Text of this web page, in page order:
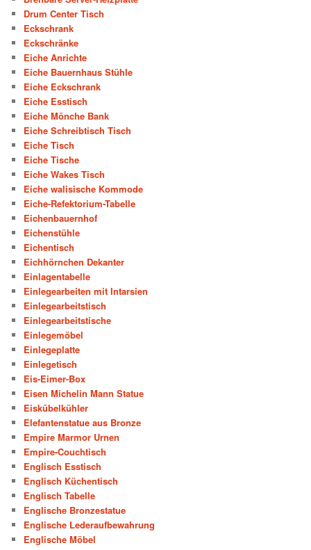
Drum Center Tisch
Eckschrank
Eckschränke
Eiche Anrichte
Eiche Bauernhaus Stühle
Eiche Eckschrank
Eiche Esstisch
Eiche Mönche Bank
Eiche Schreibtisch Tisch
Eiche Tisch
Eiche Tische
Eiche Wakes Tisch
Eiche walisische Kommode
Eiche-Refektorium-Tabelle
Eichenbauernhof
Eichenstühle
Eichentisch
Eichhörnchen Dekanter
Einlagentabelle
Einlegearbeiten mit Intarsien
Einlegearbeitstisch
Einlegearbeitstische
Einlegemöbel
Einlegeplatte
Einlegetisch
Eis-Eimer-Box
Eisen Michelin Mann Statue
Eiskübelkühler
Elefantenstatue aus Bronze
Empire Marmor Urnen
Empire-Couchtisch
Englisch Esstisch
Englisch Küchentisch
Englisch Tabelle
Englische Bronzestatue
Englische Lederaufbewahrung
Englische Möbel